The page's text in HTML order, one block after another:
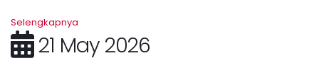
Selengkapnya
21 May 2026